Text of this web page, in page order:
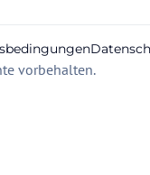
vorbehalten.